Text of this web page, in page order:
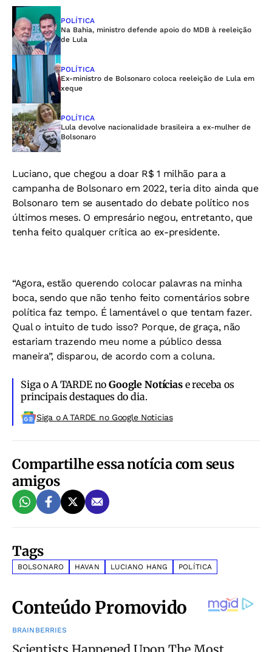
POLÍTICA
Na Bahia, ministro defende apoio do MDB à reeleição
de Lula
POLÍTICA
Ex-ministro de Bolsonaro coloca reeleição de Lula em
xeque
POLÍTICA
Lula devolve nacionalidade brasileira a ex-mulher de
Bolsonaro
Luciano, que chegou a doar R$ 1 milhão para a
campanha de Bolsonaro em 2022, teria dito ainda que
Bolsonaro tem se ausentado do debate político nos
últimos meses. O empresário negou, entretanto, que
tenha feito qualquer crítica ao ex-presidente.
“Agora, estão querendo colocar palavras na minha
boca, sendo que não tenho feito comentários sobre
política faz tempo. É lamentável o que tentam fazer.
Qual o intuito de tudo isso? Porque, de graça, não
estariam trazendo meu nome a público dessa
maneira”, disparou, de acordo com a coluna.
Siga o A TARDE noGoogle Notíciase receba os
principais destaques do dia.
Siga o A TARDE no Google Noticias
Compartilhe essa notícia com seus
amigos
Tags
BOLSONARO HAVAN LUCIANO HANG POLÍTICA